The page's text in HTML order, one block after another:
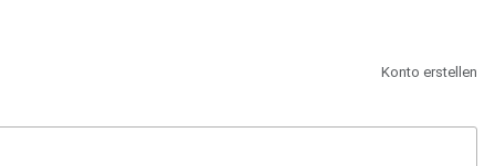
Konto erstellen